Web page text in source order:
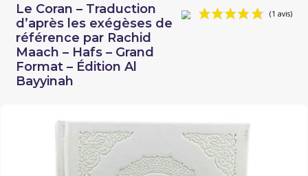
Le Coran – Traduction
d’après les exégèses de
référence par Rachid
Maach – Hafs – Grand
Format – Édition Al
Bayyinah